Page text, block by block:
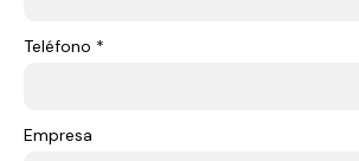
Teléfono *
Empresa